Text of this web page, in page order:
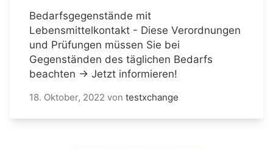
Bedarfsgegenstände mit
Lebensmittelkontakt - Diese Verordnungen
und Prüfungen müssen Sie bei
Gegenständen des täglichen Bedarfs
beachten → Jetzt informieren!
18. Oktober, 2022 von testxchange